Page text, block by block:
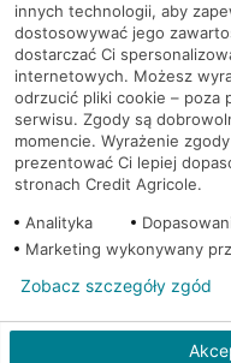
RODO
Regulamin serwisu
Mapa serwisu
PolitykaCookies
© 2026 Credit Agricole Bank
innych technologii, aby
dostosowywać jego
dostarczać Ci
internetowych. Możesz
odrzucić pliki cookie – poza
serwisu. Zgody są
momencie. Wyrażenie
prezentować Ci lepiej
stronach Credit Agricole.
Analityka
Marketing wykonywany
Zobacz szczegóły zgód